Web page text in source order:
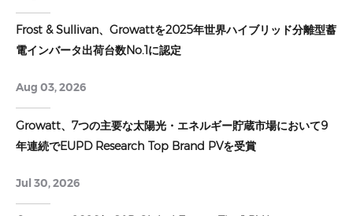
Frost & Sullivan、Growattを2025年世界ハイブリッド分離型蓄
電インバータ出荷台数No.1に認定
Aug 03, 2026
Growatt、7つの主要な太陽光・エネルギー貯蔵市場において9
年連続でEUPD Research Top Brand PVを受賞
Jul 30, 2026